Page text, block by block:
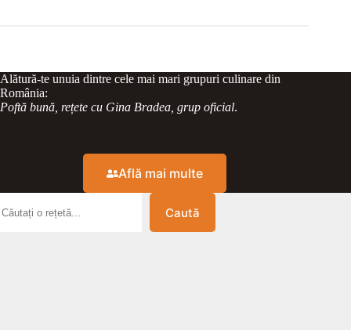
Alătură-te unuia dintre cele mai mari grupuri culinare din
România:
Poftă bună, rețete cu Gina Bradea, grup oficial.
Află mai multe
Caută